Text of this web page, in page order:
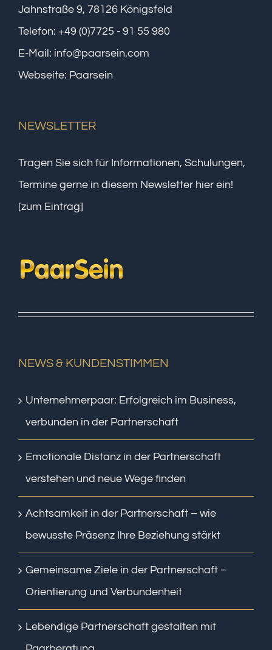
Jahnstraße 9, 78126 Königsfeld
Telefon: +49 (0)7725 - 91 55 980
E-Mail: info@paarsein.com
Webseite: Paarsein
NEWSLETTER
Tragen Sie sich für Informationen, Schulungen,
Termine gerne in diesem Newsletter hier ein!
[zum Eintrag]
NEWS & KUNDENSTIMMEN
Unternehmerpaar: Erfolgreich im Business,
verbunden in der Partnerschaft
Emotionale Distanz in der Partnerschaft
verstehen und neue Wege finden
Achtsamkeit in der Partnerschaft – wie
bewusste Präsenz Ihre Beziehung stärkt
Gemeinsame Ziele in der Partnerschaft –
Orientierung und Verbundenheit
Lebendige Partnerschaft gestalten mit